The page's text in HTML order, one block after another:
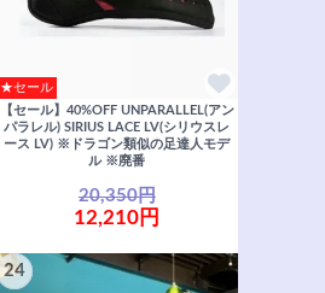
★セール
【セール】40%OFF UNPARALLEL(アン
パラレル) SIRIUS LACE LV(シリウスレ
ース LV) ※ドラゴン類似の足達人モデ
ル ※廃番
20,350円
12,210円
24